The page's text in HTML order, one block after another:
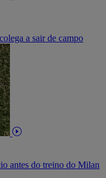
a sair de campo
antes do treino do Milan